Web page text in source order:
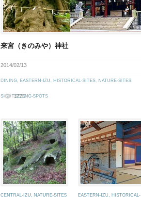
来宮（きのみや）神社
2014/02/13
DINING, EASTERN-IZU, HISTORICAL-SITES, NATURE-SITES,
SIGHTSEEING-SPOTS
1776
CENTRAL-IZU, NATURE-SITES EASTERN-IZU, HISTORICAL-